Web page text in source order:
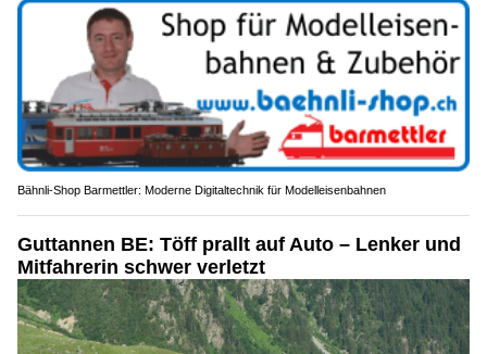
Bähnli-Shop Barmettler: Moderne Digitaltechnik für Modelleisenbahnen
Guttannen BE: Töff prallt auf Auto – Lenker und
Mitfahrerin schwer verletzt